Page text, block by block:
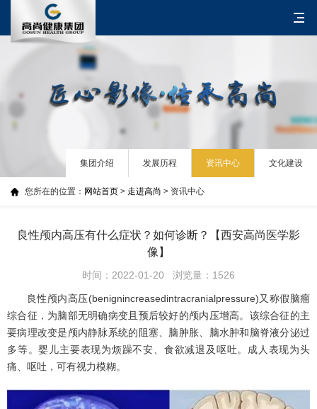
您所在的位置： 网站首页 > 走进高尚 > 资讯中心
集团介绍 发展历程 资讯中心 文化建设
良性颅内高压有什么症状？如何诊断？【西安高尚医学影
像】
时间：2022-01-20 浏览量：1526
良性颅内高压(benignincreasedintracranialpressure)又称假脑瘤
综合征，为脑部无明确病变且预后较好的颅内压增高。该综合征的主
要病理改变是颅内静脉系统的阻塞、脑肿胀、脑水肿和脑脊液分泌过
多等。婴儿主要表现为烦躁不安、食欲减退及呕吐。成人表现为头
痛、呕吐，可有视力模糊。